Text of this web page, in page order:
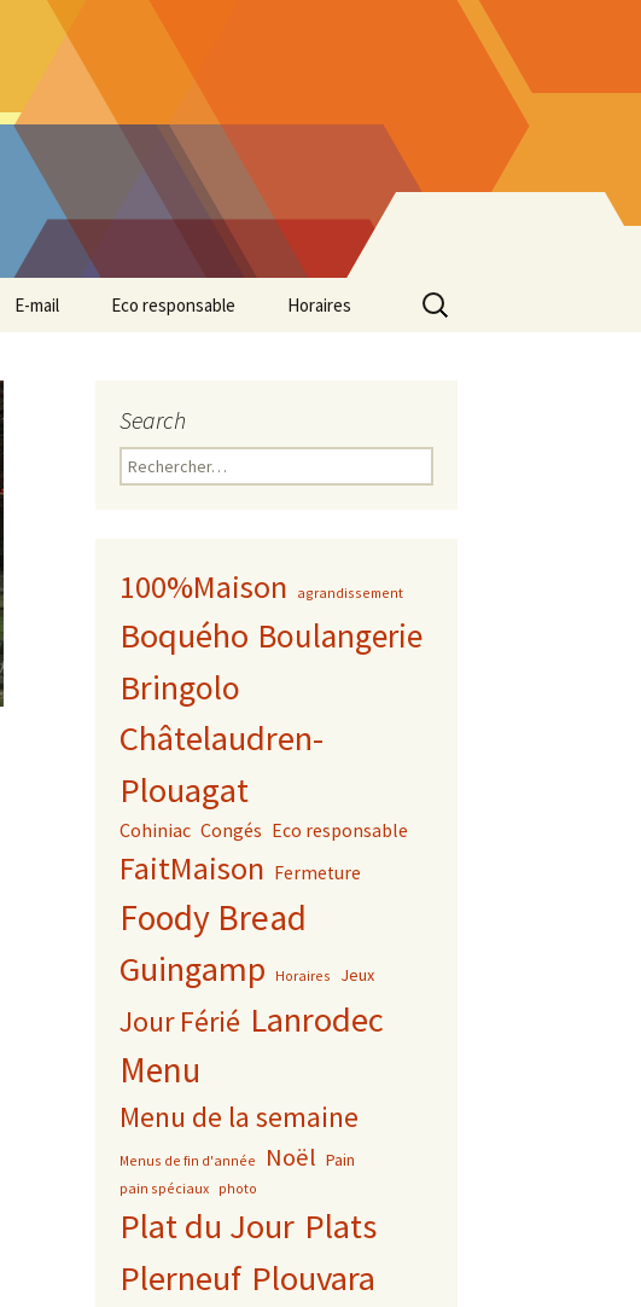
E-mail Eco responsable Horaires
Rechercher :
Search
Rechercher :
100%Maison agrandissement
Boquého Boulangerie
Bringolo
Châtelaudren-
Plouagat
Cohiniac Congés Eco responsable
FaitMaison Fermeture
Foody Bread
Guingamp Horaires Jeux
Jour Férié Lanrodec
Menu
Menu de la semaine
Menus de fin d'année Noël Pain
pain spéciaux photo
Plat du Jour Plats
Plerneuf Plouvara